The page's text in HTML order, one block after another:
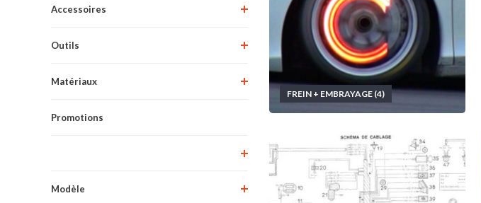
Accessoires
Outils
Matériaux
Promotions
Modèle
FREIN + EMBRAYAGE (4)